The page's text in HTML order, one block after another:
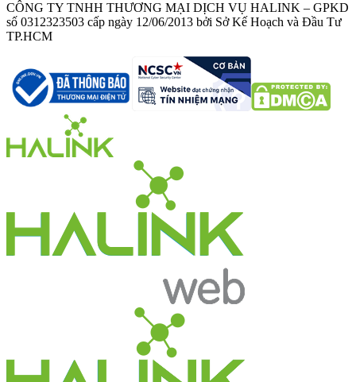
CÔNG TY TNHH THƯƠNG MẠI DỊCH VỤ HALINK – GPKD
số 0312323503 cấp ngày 12/06/2013 bởi Sở Kế Hoạch và Đầu Tư
TP.HCM